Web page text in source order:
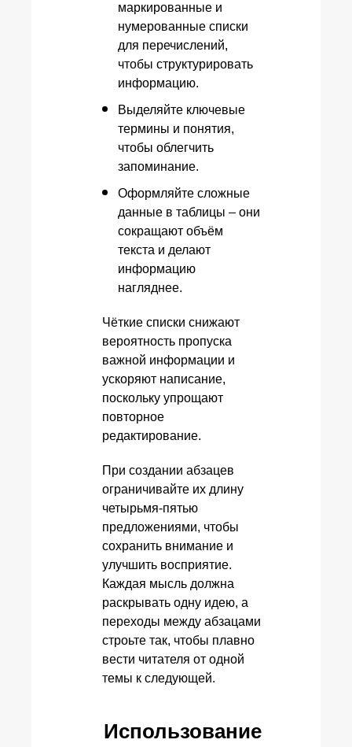
маркированные и
нумерованные списки
для перечислений,
чтобы структурировать
информацию.
Выделяйте ключевые
термины и понятия,
чтобы облегчить
запоминание.
Оформляйте сложные
данные в таблицы – они
сокращают объём
текста и делают
информацию
нагляднее.
Чёткие списки снижают
вероятность пропуска
важной информации и
ускоряют написание,
поскольку упрощают
повторное
редактирование.
При создании абзацев
ограничивайте их длину
четырьмя-пятью
предложениями, чтобы
сохранить внимание и
улучшить восприятие.
Каждая мысль должна
раскрывать одну идею, а
переходы между абзацами
строьте так, чтобы плавно
вести читателя от одной
темы к следующей.
Использование